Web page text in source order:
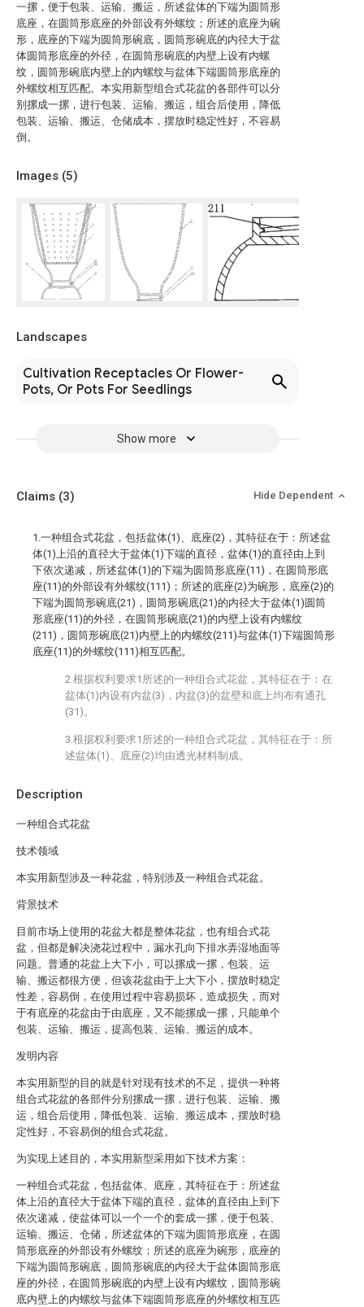
一摞，便于包装、运输、搬运，所述盆体的下端为圆筒形
底座，在圆筒形底座的外部设有外螺纹；所述的底座为碗
形，底座的下端为圆筒形碗底，圆筒形碗底的内径大于盆
体圆筒形底座的外径，在圆筒形碗底的内壁上设有内螺
纹，圆筒形碗底内壁上的内螺纹与盆体下端圆筒形底座的
外螺纹相互匹配。本实用新型组合式花盆的各部件可以分
别摞成一摞，进行包装、运输、搬运，组合后使用，降低
包装、运输、搬运、仓储成本，摆放时稳定性好，不容易
倒。
Images (5)
Landscapes
Cultivation Receptacles Or Flower-
Pots, Or Pots For Seedlings
Show more
Description
一种组合式花盆
技术领域
本实用新型涉及一种花盆，特别涉及一种组合式花盆。
背景技术
目前市场上使用的花盆大都是整体花盆，也有组合式花
盆，但都是解决浇花过程中，漏水孔向下排水弄湿地面等
问题。普通的花盆上大下小，可以摞成一摞，包装、运
输、搬运都很方便，但该花盆由于上大下小，摆放时稳定
性差，容易倒，在使用过程中容易损坏，造成损失，而对
于有底座的花盆由于由底座，又不能摞成一摞，只能单个
包装、运输、搬运，提高包装、运输、搬运的成本。
发明内容
本实用新型的目的就是针对现有技术的不足，提供一种将
组合式花盆的各部件分别摞成一摞，进行包装、运输、搬
运，组合后使用，降低包装、运输、搬运成本，摆放时稳
定性好，不容易倒的组合式花盆。
为实现上述目的，本实用新型采用如下技术方案：
一种组合式花盆，包括盆体、底座，其特征在于：所述盆
体上沿的直径大于盆体下端的直径，盆体的直径由上到下
依次递减，使盆体可以一个一个的套成一摞，便于包装、
运输、搬运、仓储，所述盆体的下端为圆筒形底座，在圆
筒形底座的外部设有外螺纹；所述的底座为碗形，底座的
下端为圆筒形碗底，圆筒形碗底的内径大于盆体圆筒形底
座的外径，在圆筒形碗底的内壁上设有内螺纹，圆筒形碗
底内壁上的内螺纹与盆体下端圆筒形底座的外螺纹相互匹
Claims (3) Hide Dependent
1.一种组合式花盆，包括盆体(1)、底座(2)，其特征在于：所述盆
体(1)上沿的直径大于盆体(1)下端的直径，盆体(1)的直径由上到
下依次递减，所述盆体(1)的下端为圆筒形底座(11)，在圆筒形底
座(11)的外部设有外螺纹(111)；所述的底座(2)为碗形，底座(2)的
下端为圆筒形碗底(21)，圆筒形碗底(21)的内径大于盆体(1)圆筒
形底座(11)的外径，在圆筒形碗底(21)的内壁上设有内螺纹
(211)，圆筒形碗底(21)内壁上的内螺纹(211)与盆体(1)下端圆筒形
底座(11)的外螺纹(111)相互匹配。
2.根据权利要求1所述的一种组合式花盆，其特征在于：在
盆体(1)内设有内盆(3)，内盆(3)的盆壁和底上均布有通孔
(31)。
3.根据权利要求1所述的一种组合式花盆，其特征在于：所
述盆体(1)、底座(2)均由透光材料制成。